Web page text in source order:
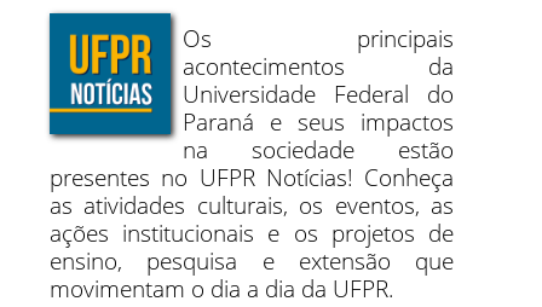
Os principais
acontecimentos da
Universidade Federal do
Paraná e seus impactos
na sociedade estão
presentes no UFPR Notícias! Conheça
as atividades culturais, os eventos, as
ações institucionais e os projetos de
ensino, pesquisa e extensão que
movimentam o dia a dia da UFPR.